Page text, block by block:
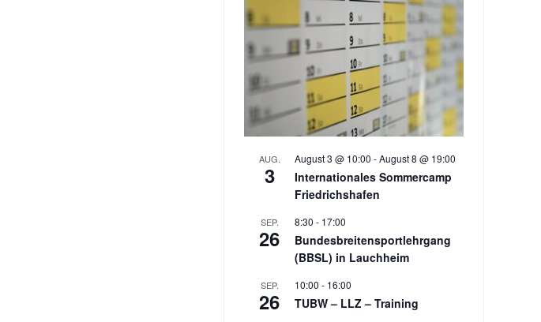
AUG.
3
August 3 @ 10:00 -August 8 @ 19:00
Internationales Sommercamp
Friedrichshafen
SEP.
26
8:30 - 17:00
Bundesbreitensportlehrgang
(BBSL) in Lauchheim
SEP.
26
10:00 - 16:00
TUBW – LLZ – Training